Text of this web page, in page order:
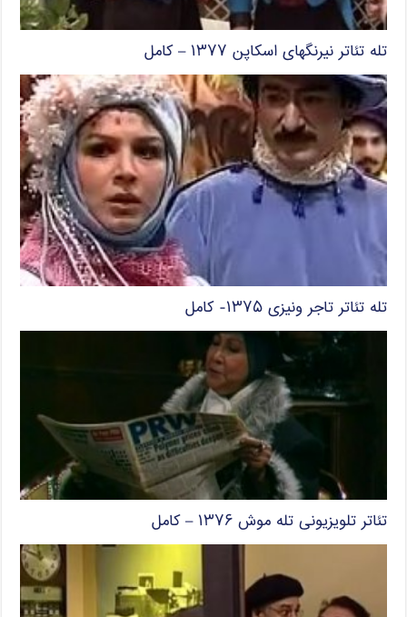
تله تئاتر نیرنگهای اسکاپن ۱۳۷۷ – کامل
تله تئاتر تاجر ونیزی ۱۳۷۵- کامل
تئاتر تلویزیونی تله موش ۱۳۷۶ – کامل